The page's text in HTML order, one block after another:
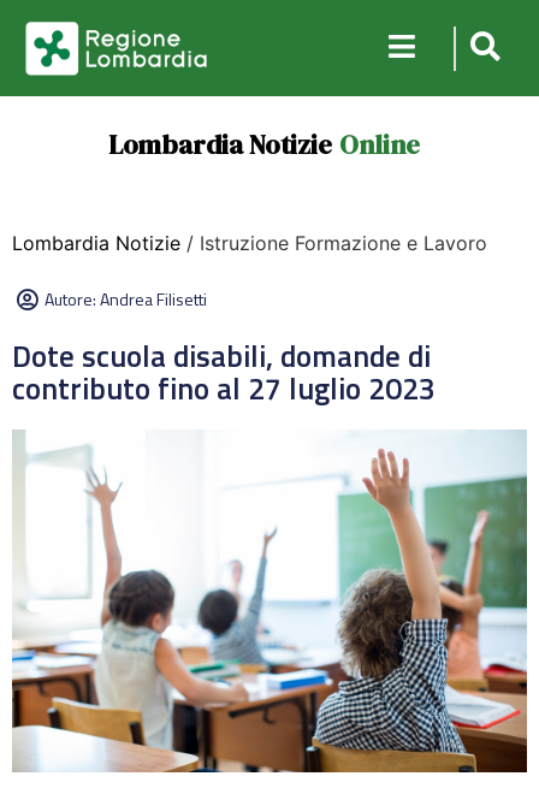
Lombardia Notizie Online
Lombardia Notizie / Istruzione Formazione e Lavoro
Autore:Andrea Filisetti
Dote scuola disabili, domande di
contributo fino al 27 luglio 2023